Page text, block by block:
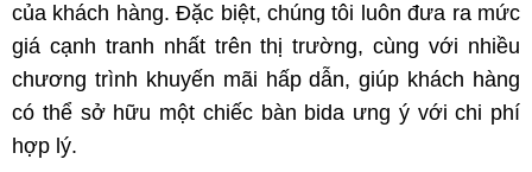
của khách hàng. Đặc biệt, chúng tôi luôn đưa ra mức
giá cạnh tranh nhất trên thị trường, cùng với nhiều
chương trình khuyến mãi hấp dẫn, giúp khách hàng
có thể sở hữu một chiếc bàn bida ưng ý với chi phí
hợp lý.